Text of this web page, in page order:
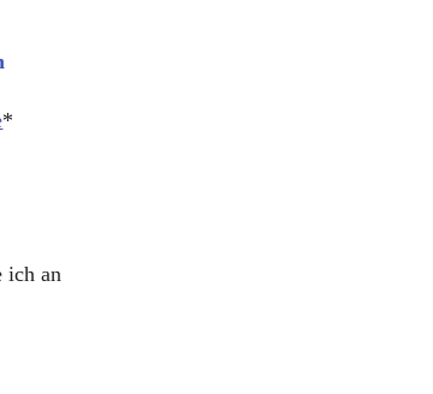
*
ich an